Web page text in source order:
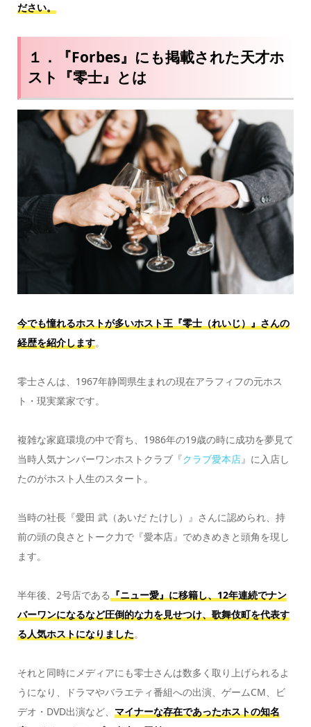
ださい。
１．『Forbes』にも掲載された天才ホ
スト『零士』とは
今でも憧れるホストが多いホスト王『零士（れいじ）』さんの
経歴を紹介します。
零士さんは、1967年静岡県生まれの現在アラフィフの元ホス
ト・現実業家です。
複雑な家庭環境の中で育ち、1986年の19歳の時に成功を夢見て
当時人気ナンバーワンホストクラブ『クラブ愛本店』に入店し
たのがホスト人生のスタート。
当時の社長『愛田 武（あいだ たけし）』さんに認められ、持
前の頭の良さとトーク力で『愛本店』でめきめきと頭角を現し
ます。
半年後、2号店である『ニュー愛』に移籍し、12年連続でナン
バーワンになるなど圧倒的な力を見せつけ、歌舞伎町を代表す
る人気ホストになりました。
それと同時にメディアにも零士さんは数多く取り上げられるよ
うになり、ドラマやバラエティ番組への出演、ゲームCM、ビ
デオ・DVD出演など、 マイナーな存在であったホストの知名